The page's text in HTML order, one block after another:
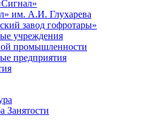
им. А.И. Глухарева
завод гофротары»
учреждения
промышленности
предприятия